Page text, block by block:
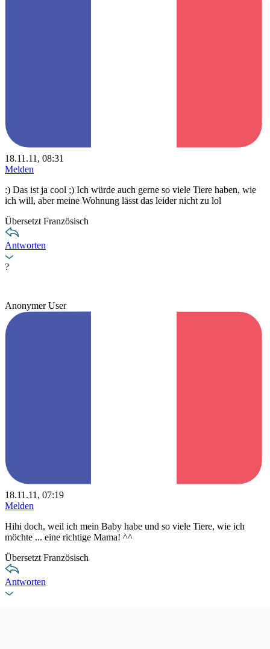
18.11.11, 08:31
Melden
:) Das ist ja cool ;) Ich würde auch gerne so viele Tiere haben, wie
ich will, aber meine Wohnung lässt das leider nicht zu lol
Übersetzt Französisch
Antworten
?
Anonymer User
18.11.11, 07:19
Melden
Hihi doch, weil ich mein Baby habe und so viele Tiere, wie ich
möchte ... eine richtige Mama! ^^
Übersetzt Französisch
Antworten